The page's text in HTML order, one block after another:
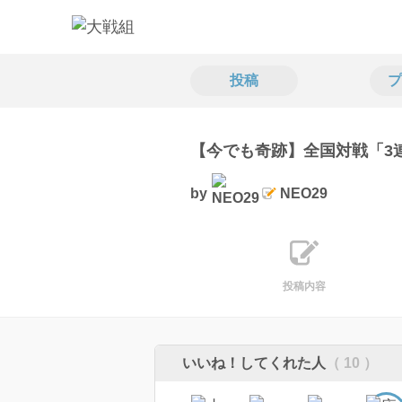
投稿
【今でも奇跡】全国対戦「
by NEO29
投稿内容
いいね！してくれた人 （ 10 ）